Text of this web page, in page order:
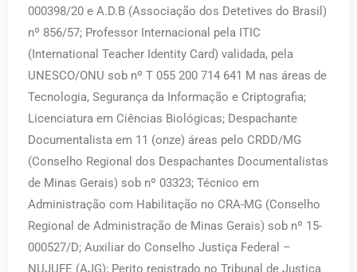
000398/20 e A.D.B (Associação dos Detetives do Brasil)
nº 856/57; Professor Internacional pela ITIC
(International Teacher Identity Card) validada, pela
UNESCO/ONU sob nº T 055 200 714 641 M nas áreas de
Tecnologia, Segurança da Informação e Criptografia;
Licenciatura em Ciências Biológicas; Despachante
Documentalista em 11 (onze) áreas pelo CRDD/MG
(Conselho Regional dos Despachantes Documentalistas
de Minas Gerais) sob nº 03323; Técnico em
Administração com Habilitação no CRA-MG (Conselho
Regional de Administração de Minas Gerais) sob nº 15-
000527/D; Auxiliar do Conselho Justiça Federal –
NUJUFE (AJG); Perito registrado no Tribunal de Justiça